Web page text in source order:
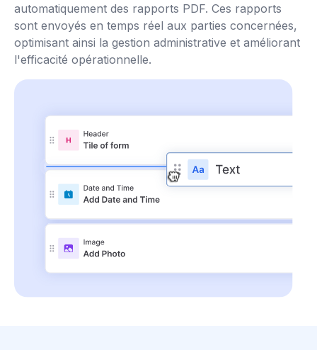
automatiquement des rapports PDF. Ces rapports
sont envoyés en temps réel aux parties concernées,
optimisant ainsi la gestion administrative et améliorant
l'efficacité opérationnelle.